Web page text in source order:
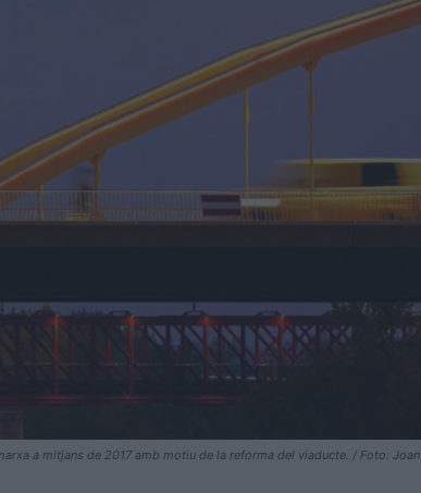
a mitjans de 2017 amb motiu de la reforma del viaducte. / Foto: Joan